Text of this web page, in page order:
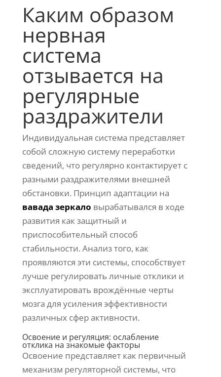
Каким образом
нервная
система
отзывается на
регулярные
раздражители
Индивидуальная система представляет
собой сложную систему переработки
сведений, что регулярно контактирует с
разными раздражителями внешней
обстановки. Принцип адаптации на
вавада зеркало вырабатывался в ходе
развития как защитный и
приспособительный способ
стабильности. Анализ того, как
проявляются эти системы, способствует
лучше регулировать личные отклики и
эксплуатировать врождённые черты
мозга для усиления эффективности
различных сфер активности.
Освоение и регуляция: ослабление
отклика на знакомые факторы
Освоение представляет как первичный
механизм регуляторной системы, что